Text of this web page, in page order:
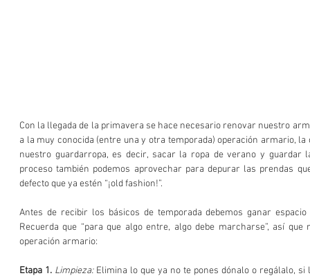
Con la llegada de la primavera se hace necesario renovar nuestro
a la muy conocida (entre una y otra temporada) operación armario,
nuestro guardarropa, es decir, sacar la ropa de verano y guardar
proceso también podemos aprovechar para depurar las prendas
defecto que ya estén “¡old fashion!”.
Antes de recibir los básicos de temporada debemos ganar
Recuerda que “para que algo entre, algo debe marcharse”, así
operación armario:
Etapa 1. Limpieza: Elimina lo que ya no te pones dónalo o regálalo, si